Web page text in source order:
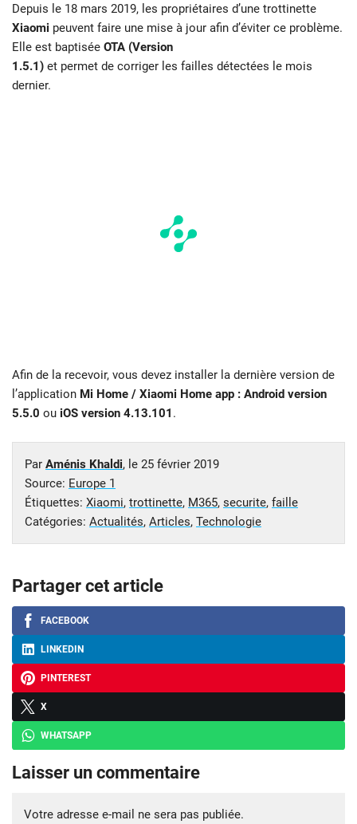
Depuis le 18 mars 2019, les propriétaires d’une trottinette
Xiaomi peuvent faire une mise à jour afin d’éviter ce problème.
Elle est baptisée OTA (Version
1.5.1) et permet de corriger les failles détectées le mois
dernier.
Afin de la recevoir, vous devez installer la dernière version de
l’application Mi Home / Xiaomi Home app : Android version
5.5.0 ou iOS version 4.13.101 .
Par Aménis Khaldi, le 25 février 2019
Source: Europe 1
Étiquettes: Xiaomi, trottinette, M365, securite, faille
Catégories: Actualités, Articles, Technologie
Partager cet article
FACEBOOK
LINKEDIN
PINTEREST
X
WHATSAPP
Laisser un commentaire
Votre adresse e-mail ne sera pas publiée.